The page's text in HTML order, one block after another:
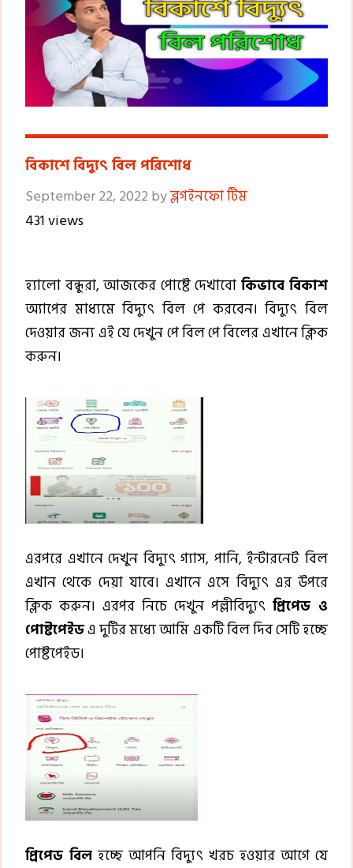
বিকাশে বিদ্যুৎ বিল পরিশোধ
September 22, 2022 byব্লগইনফো টিম
431 views
হ্যালো বন্ধুরা, আজকের পোষ্টে দেখাবো কিভাবে বিকাশ
অ্যাপের মাধ্যমে বিদ্যুৎ বিল পে করবেন। বিদ্যুৎ বিল
দেওয়ার জন্য এই যে দেখুন পে বিল পে বিলের এখানে ক্লিক
করুন।
এরপরে এখানে দেখুন বিদ্যুৎ গ্যাস, পানি, ইন্টারনেট বিল
এখান থেকে দেয়া যাবে। এখানে এসে বিদ্যুৎ এর উপরে
ক্লিক করুন। এরপর নিচে দেখুন পল্লীবিদ্যুৎ প্রিপেড ও
পোষ্টপেইডএ দুটির মধ্যে আমি একটি বিল দিব সেটি হচ্ছে
পোষ্টপেইড।
প্রিপেড বিল হচ্ছে আপনি বিদ্যুৎ খরচ হওয়ার আগে যে